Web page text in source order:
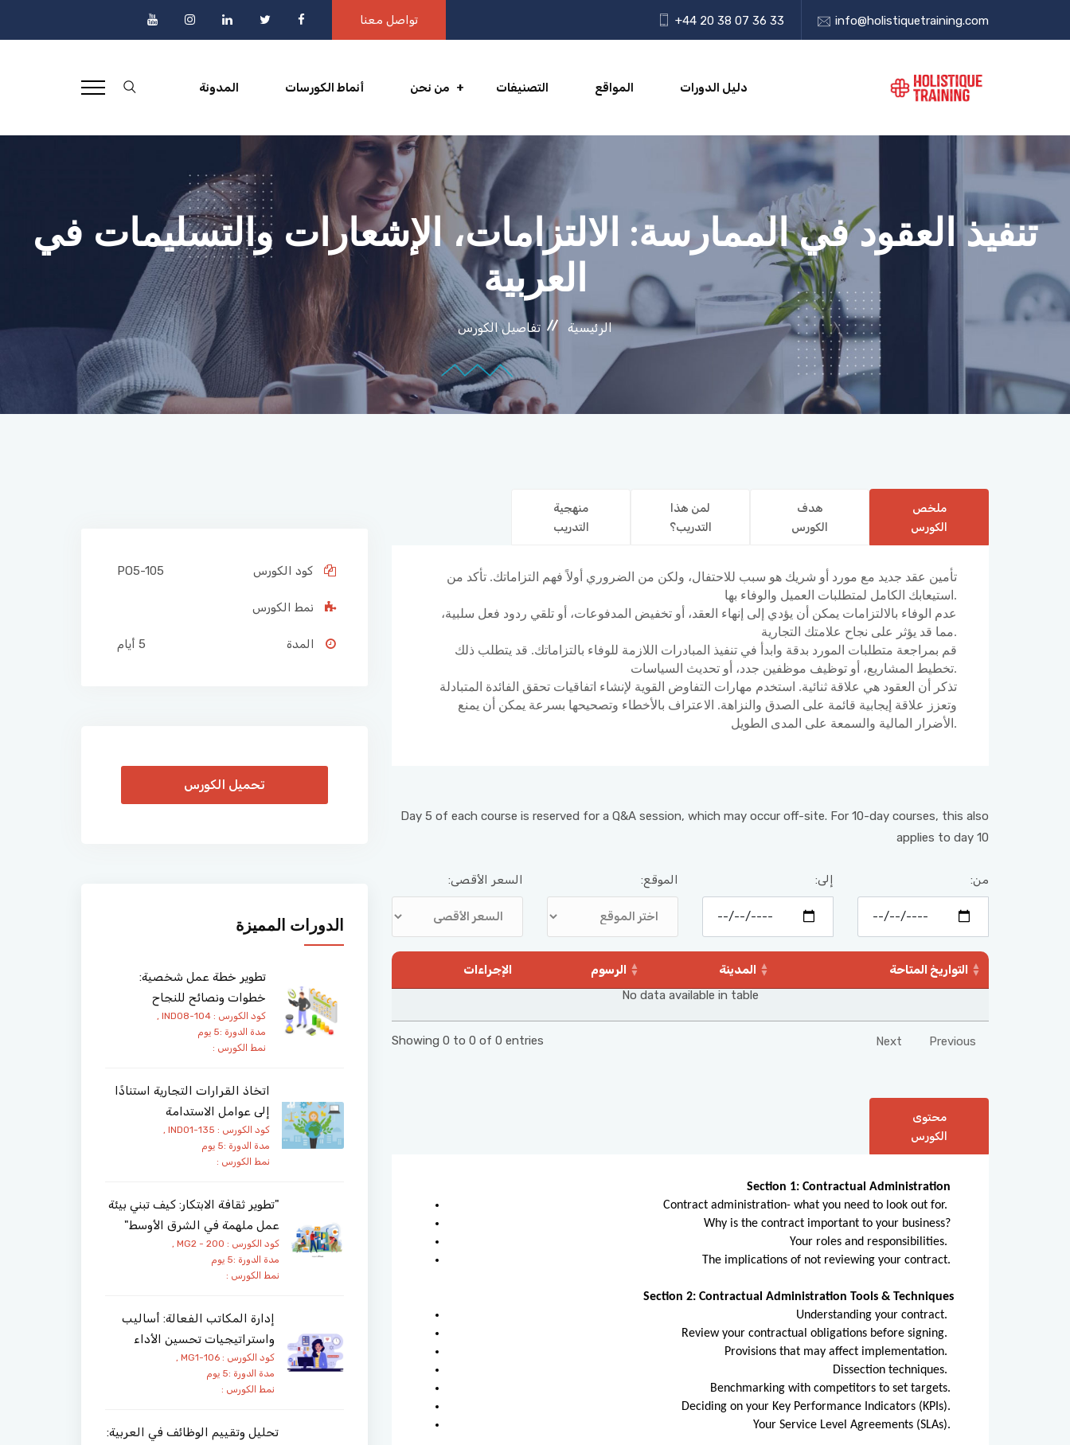
info@holistiquetraining.com
+44 20 38 07 36 33 تواصل معنا
دليل الدورات المواقع التصنيفات من نحن أنماط الكورسات المدونة
تنفيذ العقود في الممارسة: الالتزامات، الإشعارات والتسليمات في
العربية
الرئيسية تفاصيل الكورس
ملخص
الكورس
هدف
الكورس
لمن هذا
التدريب؟
منهجية
التدريب
تأمين عقد جديد مع مورد أو شريك هو سبب للاحتفال، ولكن من الضروري أولاً فهم التزاماتك. تأكد من
استيعابك الكامل لمتطلبات العميل والوفاء بها.
عدم الوفاء بالالتزامات يمكن أن يؤدي إلى إنهاء العقد، أو تخفيض المدفوعات، أو تلقي ردود فعل سلبية،
مما قد يؤثر على نجاح علامتك التجارية.
قم بمراجعة متطلبات المورد بدقة وابدأ في تنفيذ المبادرات اللازمة للوفاء بالتزاماتك. قد يتطلب ذلك
تخطيط المشاريع، أو توظيف موظفين جدد، أو تحديث السياسات.
تذكر أن العقود هي علاقة ثنائية. استخدم مهارات التفاوض القوية لإنشاء اتفاقيات تحقق الفائدة المتبادلة
وتعزز علاقة إيجابية قائمة على الصدق والنزاهة. الاعتراف بالأخطاء وتصحيحها بسرعة يمكن أن يمنع
الأضرار المالية والسمعة على المدى الطويل.
Day 5 of each course is reserved for a Q&A session, which may occur off-site. For 10-day courses, this also
applies to day 10
من: إلى: الموقع: السعر الأقصى:
التواريخ المتاحة المدينة الرسوم
الإجراءات
No data available in table
Showing 0 to 0 of 0 entries Previous
Next
محتوى
الكورس
Section 1: Contractual Administration
Contract administration- what you need to look out for.
Why is the contract important to your business?
Your roles and responsibilities.
The implications of not reviewing your contract.
Section 2: Contractual Administration Tools & Techniques
Understanding your contract.
Review your contractual obligations before signing.
Provisions that may affect implementation.
Dissection techniques.
Benchmarking with competitors to set targets.
Deciding on your Key Performance Indicators (KPIs).
Your Service Level Agreements (SLAs).
كود الكورس PO5-105
نمط الكورس
المدة 5 أيام
تحميل الكورس
الدورات المميزة
تطوير خطة عمل شخصية:
خطوات ونصائح للنجاح
كود الكورس : IND08-104 ,
مدة الدورة :5 يوم
نمط الكورس :
اتخاذ القرارات التجارية استنادًا
إلى عوامل الاستدامة
كود الكورس : IND01-135 ,
مدة الدورة :5 يوم
نمط الكورس :
"تطوير ثقافة الابتكار: كيف تبني بيئة
عمل ملهمة في الشرق الأوسط"
كود الكورس : MG2 - 200 ,
مدة الدورة :5 يوم
نمط الكورس :
إدارة المكاتب الفعالة: أساليب
واستراتيجيات تحسين الأداء
كود الكورس : MG1-106 ,
مدة الدورة :5 يوم
نمط الكورس :
تحليل وتقييم الوظائف في العربية: